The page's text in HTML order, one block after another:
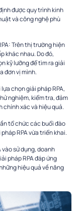
được quy trình kinh
và công nghệ phù
Trên thị trường hiện
khác nhau. Do đó,
kỹ lưỡng để tìm ra giải
đơn vị mình.
chọn giải pháp RPA,
nghiệm, kiểm tra, đảm
chính xác và hiệu quả.
tổ chức các buổi đào
RPA vừa triển khai.
vào sử dụng, doanh
pháp RPA đáp ứng
hiệu quả về năng